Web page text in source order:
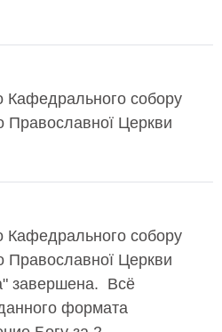
Кафедрального собору
Православної Церкви
Кафедрального собору
Православної Церкви
завершена. Всё
формата